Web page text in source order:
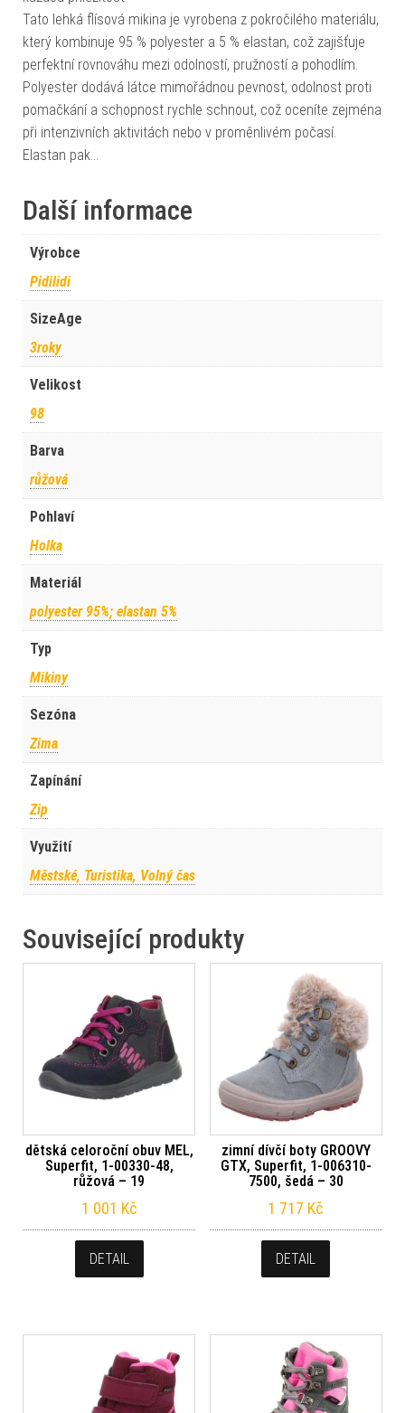
Tato lehká flísová mikina je vyrobena z pokročilého materiálu,
který kombinuje 95 % polyester a 5 % elastan, což zajišťuje
perfektní rovnováhu mezi odolností, pružností a pohodlím.
Polyester dodává látce mimořádnou pevnost, odolnost proti
pomačkání a schopnost rychle schnout, což oceníte zejména
při intenzivních aktivitách nebo v proměnlivém počasí.
Elastan pak…
Další informace
Výrobce
Pidilidi
SizeAge
3roky
Velikost
98
Barva
růžová
Pohlaví
Holka
Materiál
polyester 95%; elastan 5%
Typ
Mikiny
Sezóna
Zima
Zapínání
Zip
Využití
Městské, Turistika, Volný čas
Související produkty
dětská celoroční obuv MEL,
Superfit, 1-00330-48,
růžová – 19
1 001 Kč
DETAIL
zimní dívčí boty GROOVY
GTX, Superfit, 1-006310-
7500, šedá – 30
1 717 Kč
DETAIL